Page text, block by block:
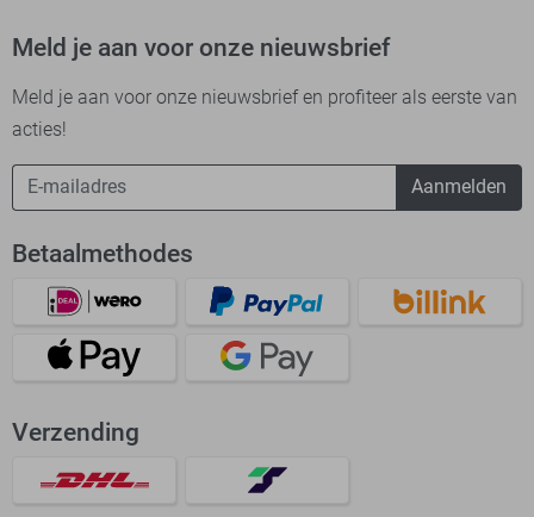
Meld je aan voor onze nieuwsbrief
Meld je aan voor onze nieuwsbrief en profiteer als eerste van
acties!
Aanmelden
Betaalmethodes
Verzending